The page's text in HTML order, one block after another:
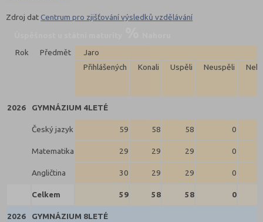
Zdroj datCentrum pro zjišťování výsledků vzdělávání
Rok
Předmět
Jaro
Přihlášených
Konali Uspěli Neuspěli
2026 GYMNÁZIUM 4LETÉ
Český jazyk 59 58 58 0
Matematika 29 29 29 0
Angličtina 30 29 29 0
Celkem 59 58 58 0
2026 GYMNÁZIUM 8LETÉ